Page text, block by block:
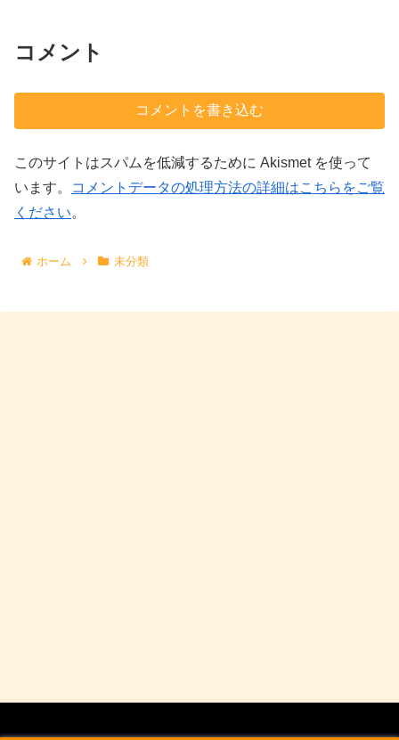
コメント
コメントを書き込む
このサイトはスパムを低減するために Akismet を使って
います。
コメントデータの処理方法の詳細はこちらをご覧
ください。
ホーム 未分類